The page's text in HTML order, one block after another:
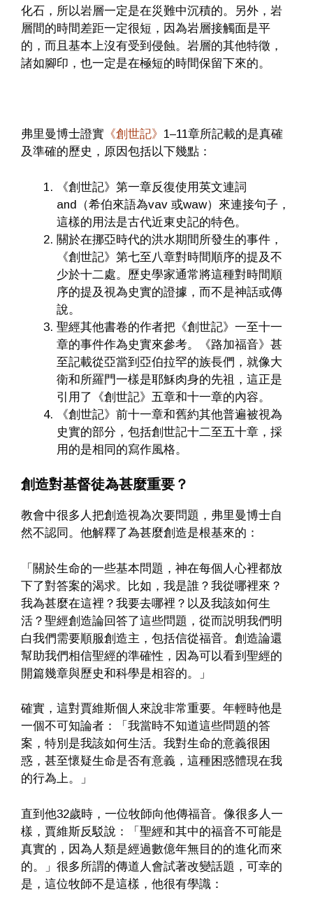
化石，所以岩層一定是在災難中沉積的。另外，岩
層間的時間差距一定很短，因為岩層接觸面是平
的，而且基本上沒有受到侵蝕。岩層的其他特徵，
諸如腳印，也一定是在極短的時間保留下來的。
弗里曼博士證實 《創世記》 1–11章所記載的是真確
及準確的歷史，原因包括以下幾點：
《創世記》第一章反復使用英文連詞
and（希伯來語為vav 或waw）來連接句子，
這樣的用法是古代近東史記的特色。
關於在挪亞時代的洪水期間所發生的事件，
《創世記》第七至八章對時間順序的提及不
少於十二處。歷史學家通常將這種對時間順
序的提及視為史實的證據，而不是神話或傳
說。
聖經其他書卷的作者把《創世記》一至十一
章的事件作為史實來參考。《路加福音》甚
至記載從亞當到亞伯拉罕的族長們，就像大
衛和所羅門一樣是耶穌肉身的先祖，這正是
引用了《創世記》五章和十一章的內容。
《創世記》前十一章和舊約其他普遍被視為
史實的部分，包括創世記十二至五十章，採
用的是相同的寫作風格。
創造對基督徒為甚麼重要？
教會中很多人把創造視為次要問題，弗里曼博士自
然不認同。他解釋了為甚麼創造是根基來的：
「關於生命的一些基本問題，神在每個人心裡都放
下了對答案的渴求。比如，我是誰？我從哪裡來？
我為甚麼在這裡？我要去哪裡？以及我該如何生
活？聖經創造論回答了這些問題，從而説明我們明
白我們需要順服創造主，包括信從福音。創造論還
幫助我們相信聖經的準確性，因為可以看到聖經的
開篇幾章與歷史和科學是相容的。」
確實，這對賈維斯個人來說非常重要。年輕時他是
一個不可知論者：「我當時不知道這些問題的答
案，特別是我該如何生活。我對生命的意義很困
惑，甚至懷疑生命是否有意義，這種困惑體現在我
的行為上。」
直到他32歲時，一位牧師向他傳福音。像很多人一
樣，賈維斯反駁說：「聖經和其中的福音不可能是
真實的，因為人類是經過數億年無目的的進化而來
的。」很多所謂的傳道人會試著改變話題，可幸的
是，這位牧師不是這樣，他很有學識：